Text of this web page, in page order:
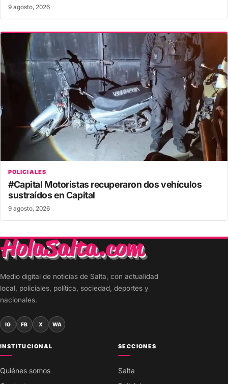
9 agosto, 2026
POLICIALES
#Capital Motoristas recuperaron dos vehículos
sustraídos en Capital
9 agosto, 2026
Medio digital de noticias de Salta, con actualidad
local, policiales, política, sociedad, deportes y
nacionales.
IG FB X WA
INSTITUCIONAL
Quiénes somos
SECCIONES
Salta